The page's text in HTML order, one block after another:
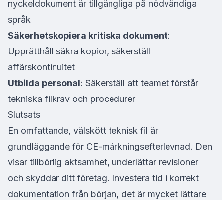
nyckeldokument är tillgängliga på nödvändiga
språk
Säkerhetskopiera kritiska dokument:
Upprätthåll säkra kopior, säkerställ
affärskontinuitet
Utbilda personal: Säkerställ att teamet förstår
tekniska filkrav och procedurer
Slutsats
En omfattande, välskött teknisk fil är
grundläggande för CE-märkningsefterlevnad. Den
visar tillbörlig aktsamhet, underlättar revisioner
och skyddar ditt företag. Investera tid i korrekt
dokumentation från början, det är mycket lättare